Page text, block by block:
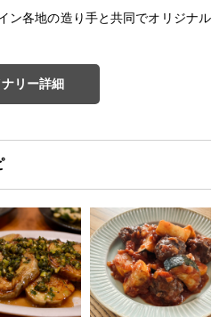
ン各地の造り手と共同でオリジナル
ナリー詳細